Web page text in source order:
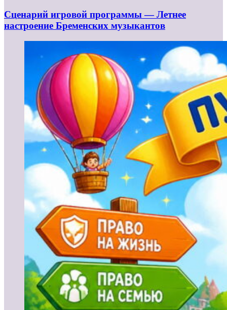
Сценарий игровой программы — Летнее
настроение Бременских музыкантов